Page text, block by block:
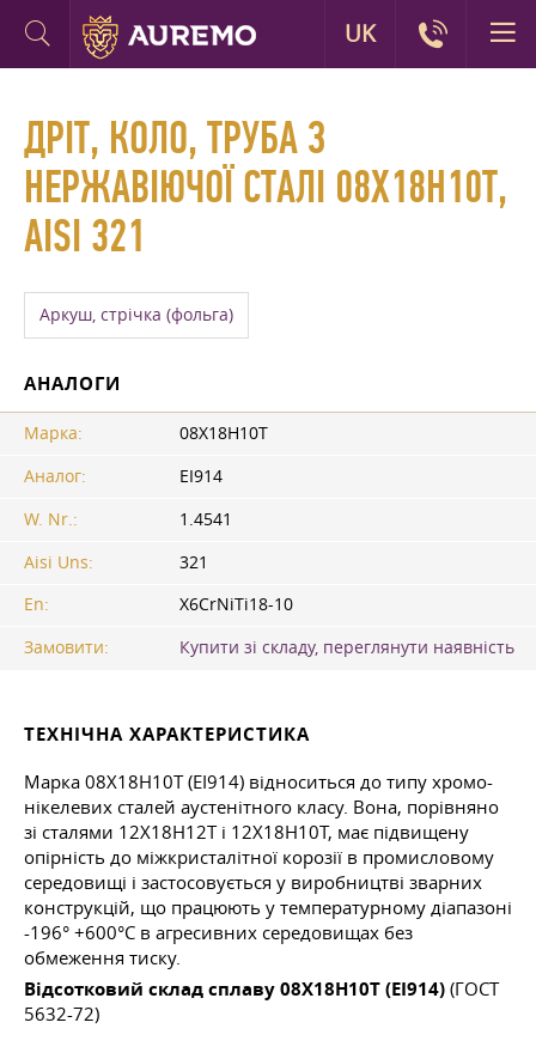
ДРІТ, КОЛО, ТРУБА З
НЕРЖАВІЮЧОЇ СТАЛІ 08Х18Н10Т,
AISI 321
Аркуш, стрічка (фольга)
АНАЛОГИ
Марка:
08Х18Н10Т
Аналог:
ЕІ914
W. Nr.:
1.4541
Aisi Uns:
321
En:
X6CrNiTi18-10
Замовити:
Купити зі складу, переглянути наявність
ТЕХНІЧНА ХАРАКТЕРИСТИКА
Марка 08Х18Н10Т (ЕІ914) відноситься до типу хромо-
нікелевих сталей аустенітного класу. Вона, порівняно
зі сталями 12X18H12T і 12Х18Н10Т, має підвищену
опірність до міжкристалітної корозії в промисловому
середовищі і застосовується у виробництві зварних
конструкцій, що працюють у температурному діапазоні
-196° +600°С в агресивних середовищах без
обмеження тиску.
Відсотковий склад сплаву 08Х18Н10Т (ЕІ914) (ГОСТ
5632-72)
UK